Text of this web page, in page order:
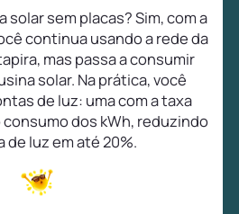
solar sem placas? Sim, com a
continua usando a rede da
mas passa a consumir
solar. Na prática, você
de luz: uma com a taxa
dos kWh, reduzindo
de luz em até 20%.